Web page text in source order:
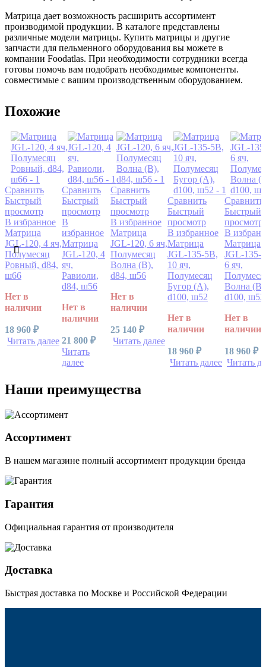
Матрица дает возможность расширить ассортимент
производимой продукции. В каталоге представлены
различные модели матрицы. Купить матрицы и другие
запчасти для пельменного оборудования вы можете в
компании Foodatlas. При необходимости сотрудники всегда
готовы помочь вам подобрать необходимые компоненты.
совместимые с вашим производственным оборудованием.
Похожие
Сравнить
Быстрый
просмотр
В избранное
Матрица
JGL-120, 4 яч,
Полумесяц
Ровный, d84,
ш66
Нет в
наличии
18 960 ₽
Читать далее
Сравнить
Быстрый
просмотр
В
избранное
Матрица
JGL-120, 4
яч,
Равиоли,
d84, ш56
Нет в
наличии
21 800 ₽
Читать
далее
Сравнить
Быстрый
просмотр
В избранное
Матрица
JGL-120, 6 яч,
Полумесяц
Волна (В),
d84, ш56
Нет в
наличии
25 140 ₽
Читать далее
Сравнить
Быстрый
просмотр
В избранное
Матрица
JGL-135-5B,
10 яч,
Полумесяц
Бугор (А),
d100, ш52
Нет в
наличии
18 960 ₽
Читать далее
Сравнить
Быстрый
просмотр
В
Матрица
JGL-135-
6 яч,
Волна
d100, ш52
Нет в
наличии
18 960 ₽
Читать
Наши преимущества
Ассортимент
В нашем магазине полный ассортимент продукции бренда
Гарантия
Официальная гарантия от производителя
Доставка
Быстрая доставка по Москве и Российской Федерации